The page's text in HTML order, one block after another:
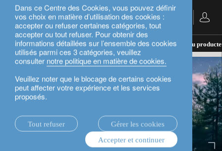
Dans ce Centre des Cookies, vous pouvez définir
vos choix en matière d’utilisation des cookies :
accepter ou refuser certaines catégories, tout
accepter ou tout refuser. Pour obtenir des
informations détaillées sur l’ensemble des cookies
utilisés parmi ces 3 catégories, veuillez
consulter notre politique en matière de cookies.
Veuillez noter que le blocage de certains cookies
peut affecter votre expérience et les services
proposés.
Tout refuser
Gérer les cookies
Accepter et continuer
Français
actualités. rethink sustainability La puissance du